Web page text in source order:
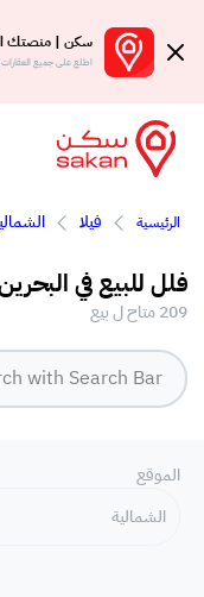
سكن | منصتك
اطلع على جميع العقارات
بالعمولة
الرئيسية فيلا
فلل للبيع في
209 متاح ل بيع
الموقع
الشمالية